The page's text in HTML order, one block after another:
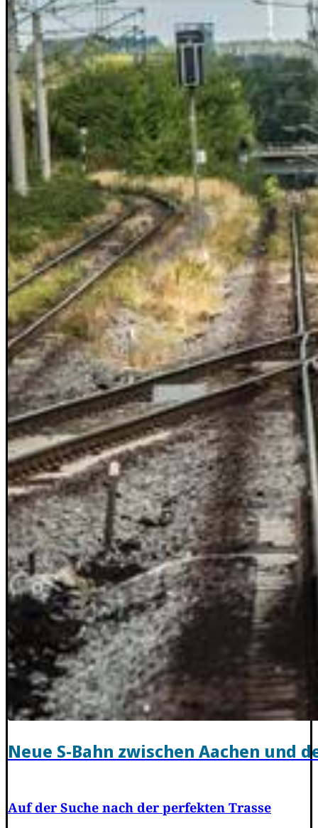
Neue S-Bahn zwischen Aachen und
Auf der Suche nach der perfekten Trasse